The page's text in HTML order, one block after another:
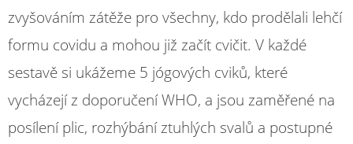
zvyšováním zátěže pro všechny, kdo prodělali lehčí
formu covidu a mohou již začít cvičit. V každé
sestavě si ukážeme 5 jógových cviků, které
vycházejí z doporučení WHO, a jsou zaměřené na
posílení plic, rozhýbání ztuhlých svalů a postupné